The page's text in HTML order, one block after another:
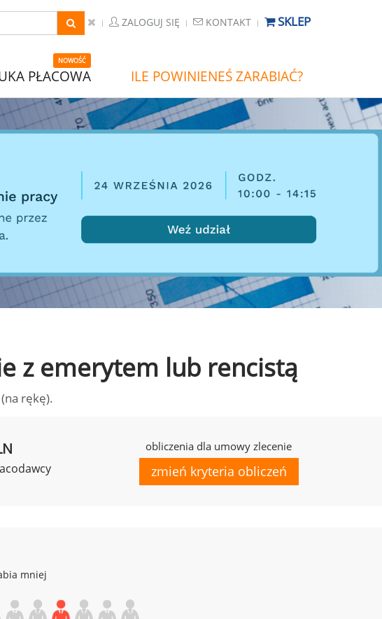
ZALOGUJ SIĘ KONTAKT SKLEP
NOWOŚĆ
PŁACOWA ILE POWINIENEŚ ZARABIAĆ?
z emerytem lub rencistą
rękę).
obliczenia dla umowy zlecenie
zmień kryteria obliczeń
mniej